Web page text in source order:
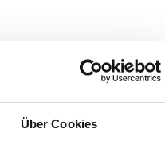
Über Cookies